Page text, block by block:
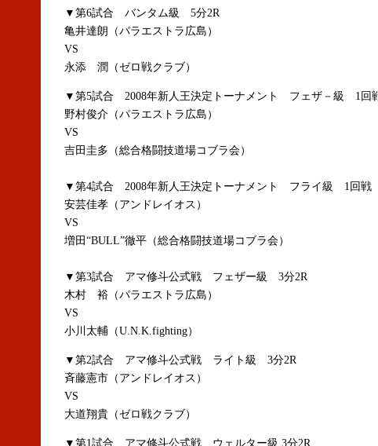
▼第6試合 バンタム級 5分2R
亀井達朗（パラエストラ広島）
VS
永添 潤（ゼロ戦クラブ）
▼第5試合 2008年新人王決定トーナメント フェザ－級 1回
野村俊介（パラエストラ広島）
VS
吉田圭多（総合格闘技道場コブラ会）
▼第4試合 2008年新人王決定トーナメント フライ級 1回戦
安芸佳孝（アンドレイオス）
VS
増田“BULL”徹平（総合格闘技道場コブラ会）
▼ 第3試合 アマ修斗公式戦 フェザー級 3分2R
木村 裕（パラエストラ広島）
VS
小川太輔（U.N.K.fighting）
▼第2試合 アマ修斗公式戦 ライト級 3分2R
斉藤憲市（アンドレイオス）
VS
大道翔貴（ゼロ戦クラブ）
▼第1試合 アマ修斗公式戦 ウェルター級 3分2R